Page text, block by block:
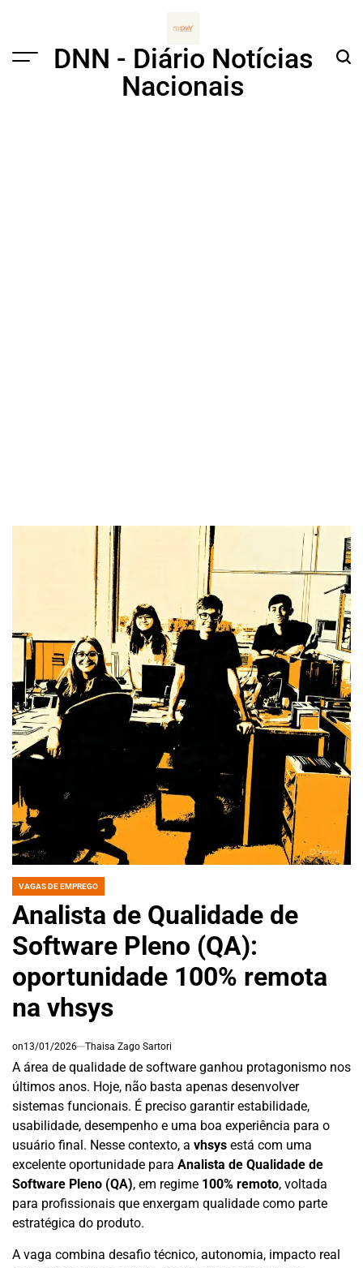
Menu
DNN - Diário Notícias
Nacionais
POSTED
VAGAS DE EMPREGO
Analista de Qualidade de
Software Pleno (QA):
oportunidade 100% remota
na vhsys
on13/01/2026 Thaisa Zago Sartori
A área de qualidade de software ganhou protagonismo nos
últimos anos. Hoje, não basta apenas desenvolver
sistemas funcionais. É preciso garantir estabilidade,
usabilidade, desempenho e uma boa experiência para o
usuário final. Nesse contexto, a vhsys está com uma
excelente oportunidade para Analista de Qualidade de
Software Pleno (QA), em regime 100% remoto, voltada
para profissionais que enxergam qualidade como parte
estratégica do produto.
A vaga combina desafio técnico, autonomia, impacto real